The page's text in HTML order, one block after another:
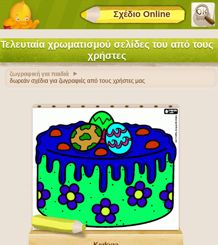
Σχέδιο Online
Τελευταία χρωματισμού σελίδες του από τους
χρήστες
ζωγραφική για παιδιά
δωρεάν σχέδια για ζωγραφιές από τους χρήστες μας